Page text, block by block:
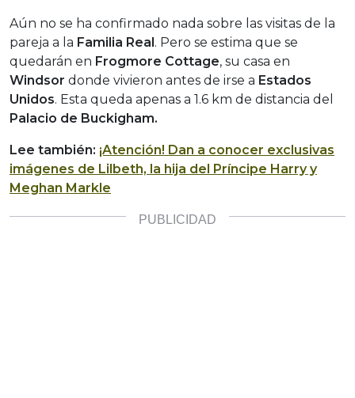
Aún no se ha confirmado nada sobre las visitas de la
pareja a la Familia Real. Pero se estima que se
quedarán en Frogmore Cottage, su casa en
Windsor donde vivieron antes de irse a Estados
Unidos. Esta queda apenas a 1.6 km de distancia del
Palacio de Buckigham.
Lee también: ¡Atención! Dan a conocer exclusivas
imágenes de Lilbeth, la hija del Príncipe Harry y
Meghan Markle